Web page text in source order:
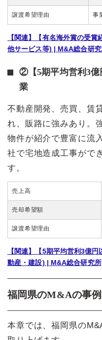
譲渡希望理由 事
【関連】【有名海外賞の受
他サービス等) | M&A総合研
②【5期平均営利3億
業
不動産開発、売買、賃
れ、販路に強みあり。
物件が紹介で豊富に流
社で宅地造成工事がで
す。
売上高
売却希望額
譲渡希望理由
【関連】【5期平均営利3億
動産・建設) | M&A総合研究所
福岡県のM&Aの事
本章では、福岡県の